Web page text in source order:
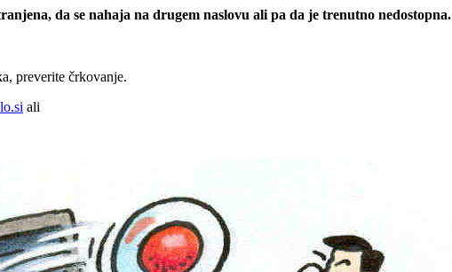
da se nahaja na drugem naslovu ali pa da je trenutno nedostopna.
preverite črkovanje.
ali